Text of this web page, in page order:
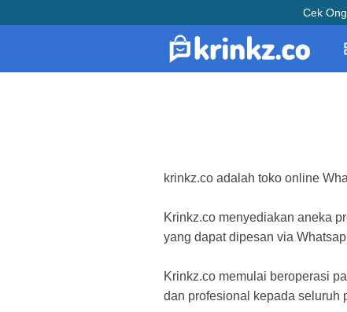
Cek
krinkz.co adalah toko online
Krinkz.co menyediakan aneka
yang dapat dipesan via
Krinkz.co memulai beroperasi
dan profesional kepada seluruh